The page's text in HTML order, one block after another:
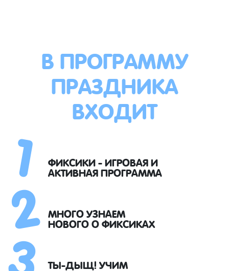
В ПРОГРАММУ
ПРАЗДНИКА
ВХОДИТ
ФИКСИКИ - ИГРОВАЯ И
АКТИВНАЯ ПРОГРАММА
МНОГО УЗНАЕМ
НОВОГО О ФИКСИКАХ
ТЫ-ДЫЩ! УЧИМ